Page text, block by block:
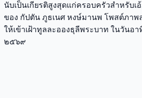
นับเป็นเกียรติสูงสุดแก่ครอบครัวสำหรับเ
ของ กัปตัน ภูธเนศ หงษ์มานพ โพสต์ภาพ
ให้เข้าเฝ้าทูลละอองธุลีพระบาท ในวันอ
๒๕๖๙